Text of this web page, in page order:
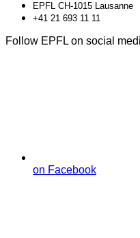
EPFL CH-1015 Lausanne
+41 21 693 11 11
Follow EPFL on social
on Facebook